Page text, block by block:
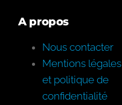
A propos
Nous contacter
Mentions légales
et politique de
confidentialité